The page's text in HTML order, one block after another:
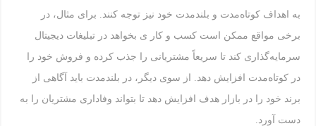
به اهداف کوتاه‌مدت و بلندمدت خود نیز توجه کنند. برای مثال، در
برخی مواقع ممکن است کسب و کار ی بخواهد در تبلیغات دیجیتال
سرمایه‌گذاری کند تا سریعاً مشتریانی را جذب کرده و فروش خود را
در کوتاه‌مدت افزایش دهد. از سوی دیگر، در بلندمدت باید آگاهی از
برند خود را در بازار هدف افزایش دهد تا بتواند وفاداری مشتریان را به
دست آورد.